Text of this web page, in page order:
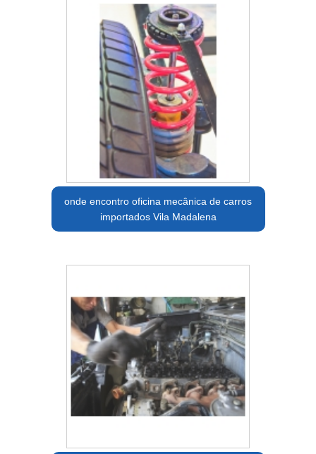
onde encontro oficina mecânica de carros
importados Vila Madalena